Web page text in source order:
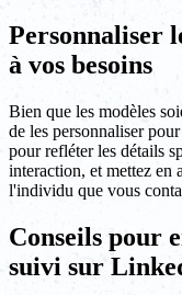
Personnaliser
à vos besoins
Bien que les modèles
de les personnaliser
pour refléter les détails
interaction, et mettez en
l'individu que vous
Conseils pour
suivi sur